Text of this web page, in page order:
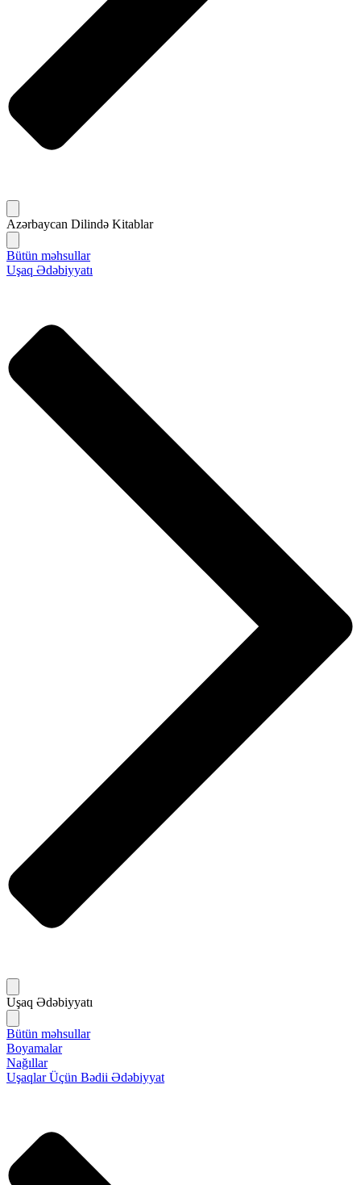
Azərbaycan Dilində Kitablar
Bütün məhsullar
Uşaq Ədəbiyyatı
Uşaq Ədəbiyyatı
Bütün məhsullar
Boyamalar
Nağıllar
Uşaqlar Üçün Bədii Ədəbiyyat